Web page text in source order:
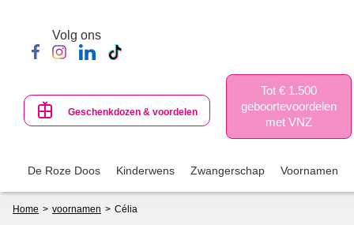
content
Volg ons
Geschenkdozen & voordelen
Tot € 1.500
geboortevoordelen
met VNZ
De Roze Doos Kinderwens Zwangerschap Voornamen
Home voornamen Célia